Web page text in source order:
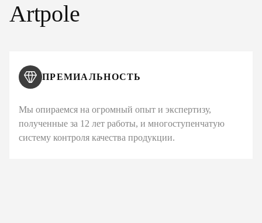
Artpole
ПРЕМИАЛЬНОСТЬ
Мы опираемся на огромный опыт и экспертизу,
полученные за 12 лет работы, и многоступенчатую
систему контроля качества продукции.